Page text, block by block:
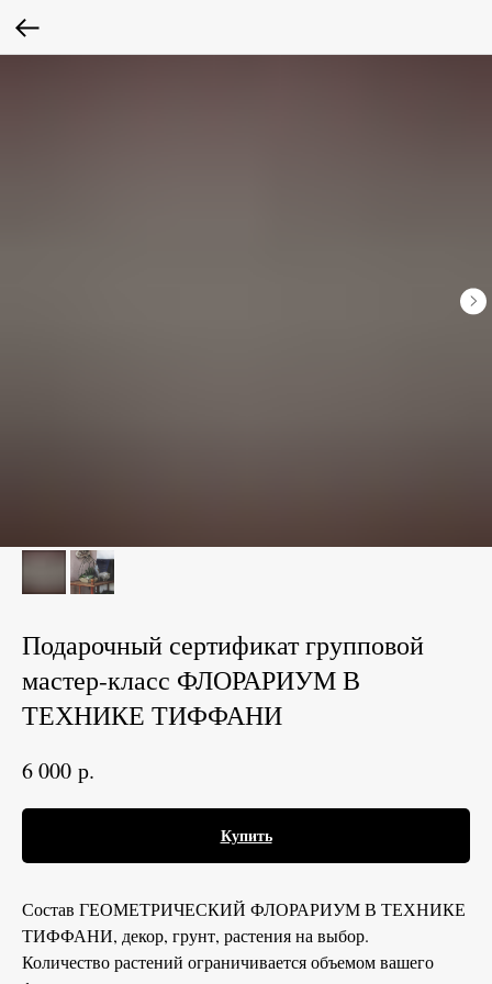
Подарочный сертификат групповой
мастер-класс ФЛОРАРИУМ В
ТЕХНИКЕ ТИФФАНИ
6 000 р.
Купить
Состав ГЕОМЕТРИЧЕСКИЙ ФЛОРАРИУМ В ТЕХНИКЕ
ТИФФАНИ, декор, грунт, растения на выбор.
Количество растений ограничивается объемом вашего